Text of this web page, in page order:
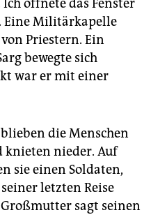
öffnete das Fenster
. Eine Militärkapelle
Priestern. Ein
bewegte sich
war er mit einer
die Menschen
knieten nieder. Auf
sie einen Soldaten,
letzten Reise
sagt seinen